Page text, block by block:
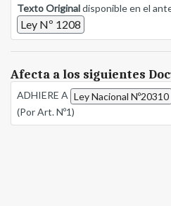
Texto Originaldisponible en el
Ley Nº 1208
Afecta a los siguientes
ADHIERE A Ley Nacional Nº20310
(Por Art. Nº1)